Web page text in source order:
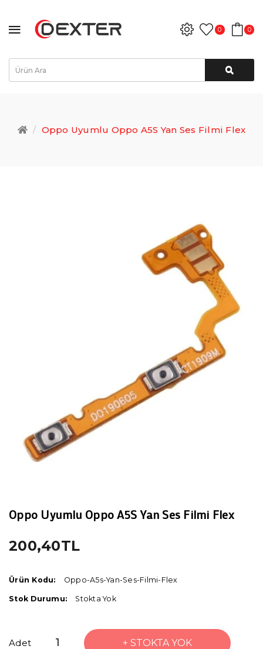
0 0
Oppo Uyumlu Oppo A5S Yan Ses Filmi Flex
Oppo Uyumlu Oppo A5S Yan Ses Filmi Flex
200,40TL
Ürün Kodu: Oppo-A5s-Yan-Ses-Filmi-Flex
Stok Durumu: Stokta Yok
Adet STOKTA YOK